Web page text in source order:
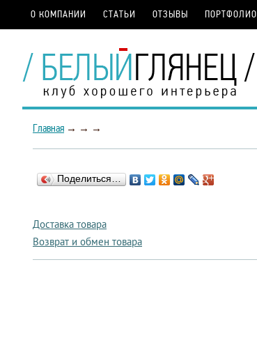
О КОМПАНИИ СТАТЬИ ОТЗЫВЫ ПОРТФОЛИО
Главная → → →
Поделиться…
Доставка товара
Возврат и обмен товара